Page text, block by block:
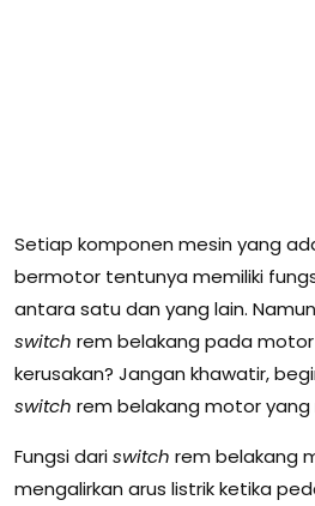
Setiap komponen mesin yang
bermotor tentunya memiliki
antara satu dan yang lain.
switch rem belakang pada
kerusakan? Jangan khawatir,
switch rem belakang motor yang
Fungsi dariswitch rem belakang
mengalirkan arus listrik ketika